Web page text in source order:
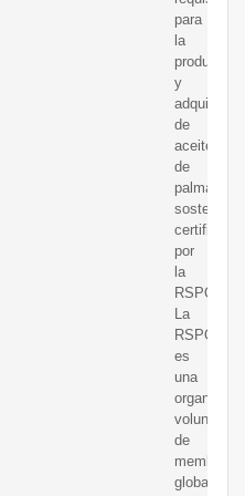
para
la
producción
y
adquisición
de
aceite
de
palma
sostenible
certificado
por
la
RSPO.
La
RSPO
es
una
voluntaria
de
membresía
global